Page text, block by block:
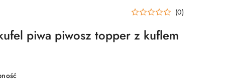
(0)
piwa piwosz topper z kuflem